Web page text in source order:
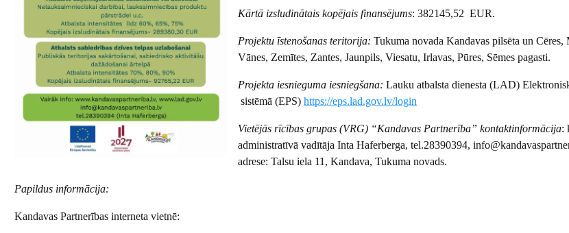
Kārtā izsludinātais kopējais finansējums: 382145,52 EUR.
Projektu īstenošanas teritorija: Tukuma novada Kandavas pilsēta un Cēres,
Vānes, Zemītes, Zantes, Jaunpils, Viesatu, Irlavas, Pūres, Sēmes pagasti.
Projekta iesnieguma iesniegšana: Lauku atbalsta dienesta (LAD)
sistēmā (EPS)https://eps.lad.gov.lv/login
Vietējās rīcības grupas (VRG) “Kandavas Partnerība” kontaktinformācija:
administratīvā vadītāja Inta Haferberga, tel.28390394,
adrese: Talsu iela 11, Kandava, Tukuma novads.
Papildus informācija:
Kandavas Partnerības interneta vietnē: